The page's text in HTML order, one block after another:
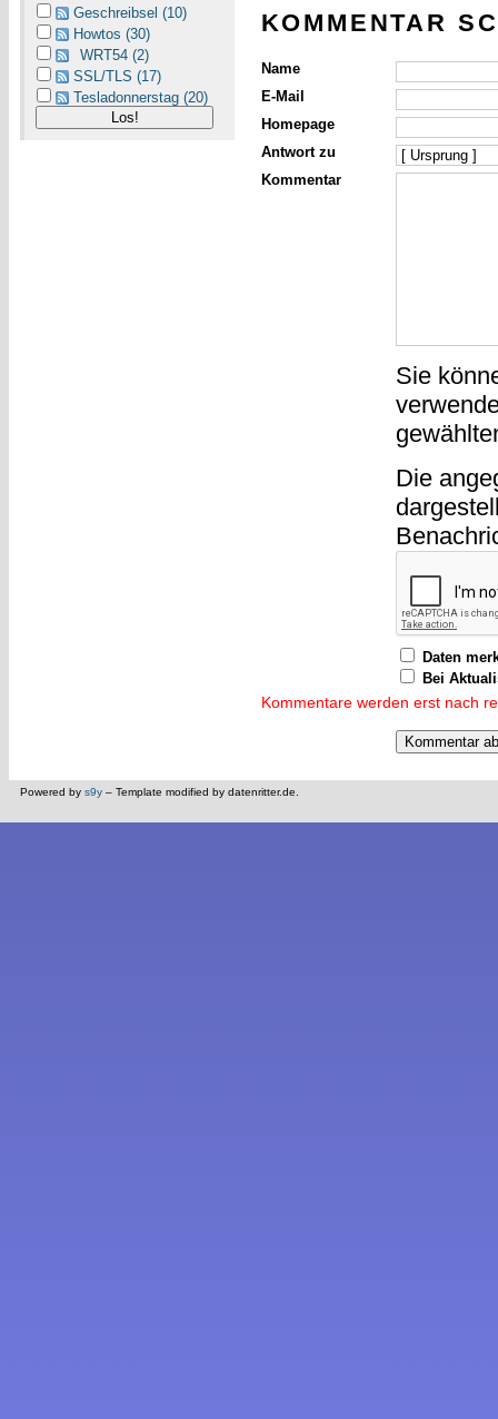
Geschreibsel (10)
Howtos (30)
WRT54 (2)
SSL/TLS (17)
Tesladonnerstag (20)
KOMMENTAR
Name
E-Mail
Homepage
Antwort zu
Kommentar
Sie
Die
Daten
Bei
Kommentare werden erst nach
Powered by s9y – Template modified by datenritter.de.